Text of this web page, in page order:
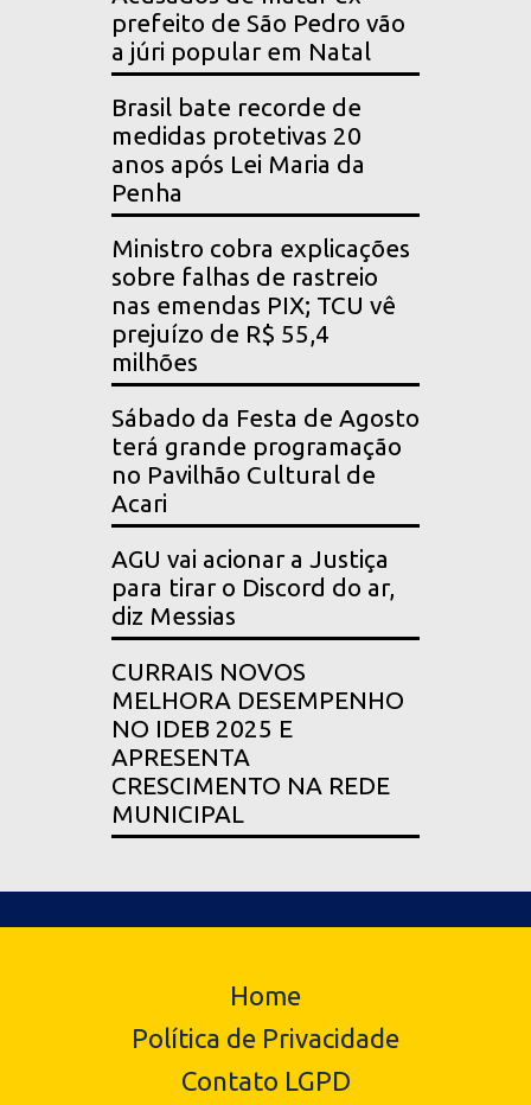
prefeito de São Pedro vão
a júri popular em Natal
Brasil bate recorde de
medidas protetivas 20
anos após Lei Maria da
Penha
Ministro cobra explicações
sobre falhas de rastreio
nas emendas PIX; TCU vê
prejuízo de R$ 55,4
milhões
Sábado da Festa de Agosto
terá grande programação
no Pavilhão Cultural de
Acari
AGU vai acionar a Justiça
para tirar o Discord do ar,
diz Messias
CURRAIS NOVOS
MELHORA DESEMPENHO
NO IDEB 2025 E
APRESENTA
CRESCIMENTO NA REDE
MUNICIPAL
Home
Política de Privacidade
Contato LGPD